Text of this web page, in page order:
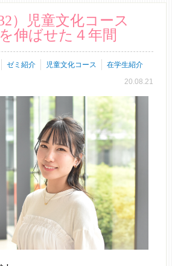
）児童文化コース
伸ばせた４年間
ゼミ紹介 児童文化コース
在学生紹介
20.08.21